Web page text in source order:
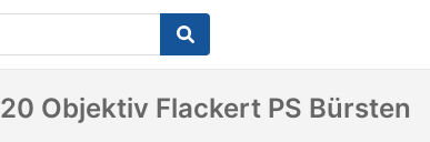
20 Objektiv Flackert PS Bürsten